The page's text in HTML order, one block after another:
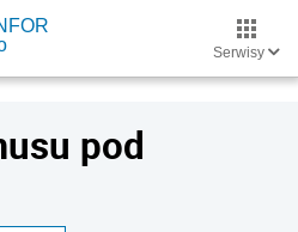
Serwisy
pod